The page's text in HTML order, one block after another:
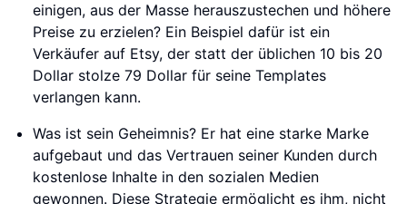
einigen, aus der Masse herauszustechen und höhere
Preise zu erzielen? Ein Beispiel dafür ist ein
Verkäufer auf Etsy, der statt der üblichen 10 bis 20
Dollar stolze 79 Dollar für seine Templates
verlangen kann.
Was ist sein Geheimnis? Er hat eine starke Marke
aufgebaut und das Vertrauen seiner Kunden durch
kostenlose Inhalte in den sozialen Medien
gewonnen. Diese Strategie ermöglicht es ihm, nicht